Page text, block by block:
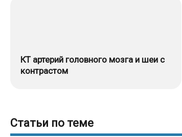
КТ артерий головного мозга и шеи с
контрастом
Статьи по теме